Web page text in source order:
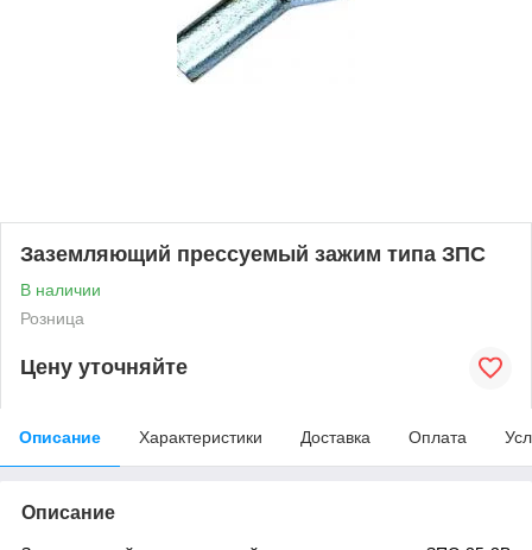
Заземляющий прессуемый зажим типа ЗПС
В наличии
Розница
Цену уточняйте
Описание Характеристики Доставка Оплата
Описание